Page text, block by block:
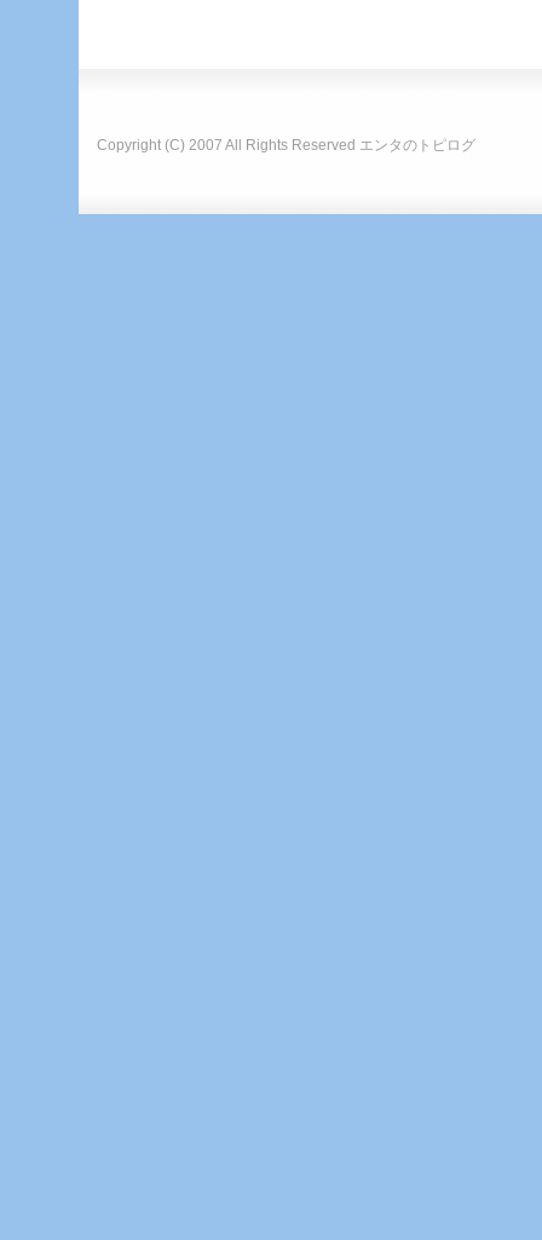
Copyright (C) 2007 All Rights Reserved エンタのトピログ